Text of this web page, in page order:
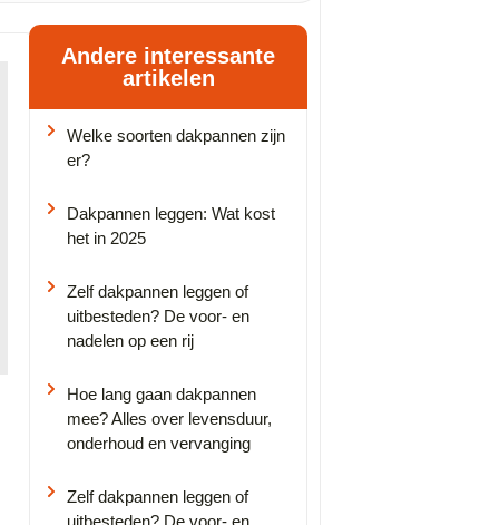
Andere interessante
artikelen
Welke soorten dakpannen zijn
er?
Dakpannen leggen: Wat kost
het in 2025
Zelf dakpannen leggen of
uitbesteden? De voor- en
nadelen op een rij
Hoe lang gaan dakpannen
mee? Alles over levensduur,
onderhoud en vervanging
Zelf dakpannen leggen of
uitbesteden? De voor- en